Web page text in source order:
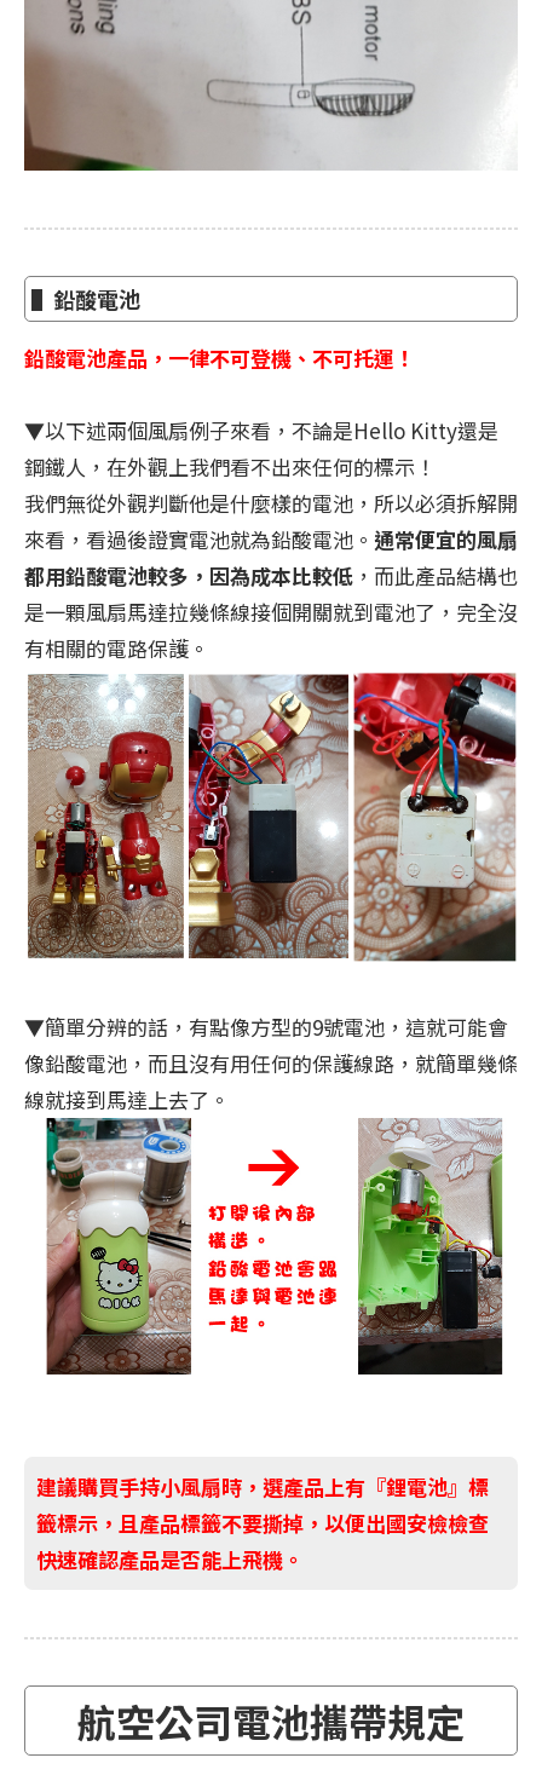
▌鉛酸電池
鉛酸電池產品，一律不可登機、不可托運！
▼以下述兩個風扇例子來看，不論是Hello Kitty還是
鋼鐵人，在外觀上我們看不出來任何的標示！
我們無從外觀判斷他是什麼樣的電池，所以必須拆解開
來看，看過後證實電池就為鉛酸電池。 通常便宜的風扇
都用鉛酸電池較多，因為成本比較低 ，而此產品結構也
是一顆風扇馬達拉幾條線接個開關就到電池了，完全沒
有相關的電路保護。
▼簡單分辨的話，有點像方型的9號電池，這就可能會
像鉛酸電池，而且沒有用任何的保護線路，就簡單幾條
線就接到馬達上去了。
建議購買手持小風扇時，選產品上有『鋰電池』標
籤標示，且產品標籤不要撕掉，以便出國安檢檢查
快速確認產品是否能上飛機。
航空公司電池攜帶規定